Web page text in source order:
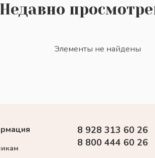
Недавно
Элементы не найдены
8 928 313 60 26
8 800 444 60 26